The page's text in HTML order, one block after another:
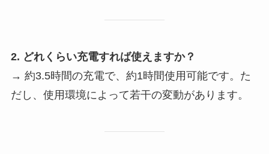
2. どれくらい充電すれば使えますか？
→ 約3.5時間の充電で、約1時間使用可能です。た
だし、使用環境によって若干の変動があります。